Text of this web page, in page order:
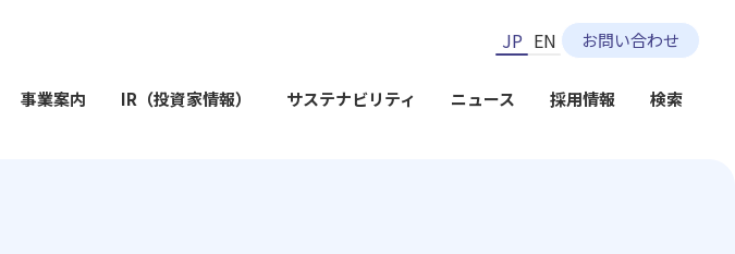
事業案内 IR（投資家情報） サステナビリティ ニュース 採用情報 検索
JP EN お問い合わせ